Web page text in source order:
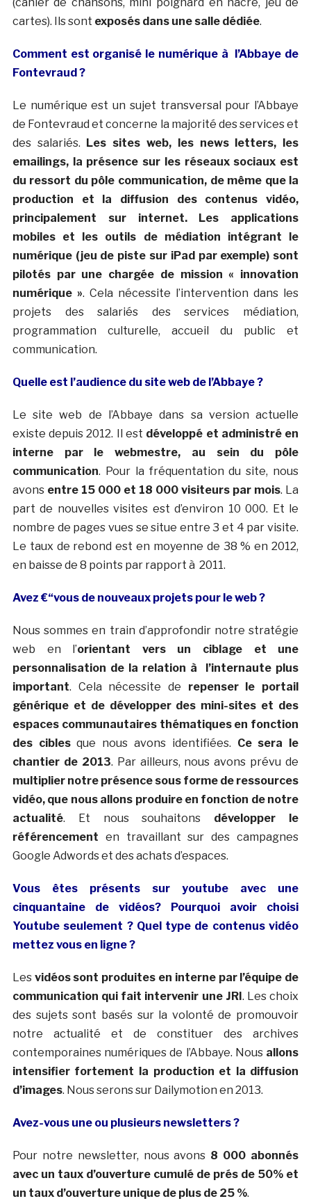
(cahier de chansons, mini poignard en nacre, jeu de
cartes). Ils sont exposés dans une salle dédiée.
Comment est organisé le numérique à l’Abbaye de
Fontevraud ?
Le numérique est un sujet transversal pour l’Abbaye
de Fontevraud et concerne la majorité des services et
des salariés.
Les sites web, les news letters, les
emailings, la présence sur les réseaux sociaux est
du ressort du pôle communication, de même que la
production et la diffusion des contenus vidéo,
principalement sur internet. Les applications
mobiles et les outils de médiation intégrant le
numérique (jeu de piste sur iPad par exemple) sont
pilotés par une chargée de mission « innovation
numérique ». Cela nécessite l’intervention dans les
projets des salariés des services médiation,
programmation culturelle, accueil du public et
communication.
Quelle est l’audience du site web de l’Abbaye ?
Le site web de l’Abbaye dans sa version actuelle
existe depuis 2012. Il est développé et administré en
interne par le webmestre, au sein du pôle
communication. Pour la fréquentation du site, nous
avons entre 15 000 et 18 000 visiteurs par mois. La
part de nouvelles visites est d’environ 10 000. Et le
nombre de pages vues se situe entre 3 et 4 par visite.
Le taux de rebond est en moyenne de 38 % en 2012,
en baisse de 8 points par rapport à 2011.
Avez €“vous de nouveaux projets pour le web ?
Nous sommes en train d’approfondir notre stratégie
web en l’orientant vers un ciblage et une
personnalisation de la relation à l’internaute plus
important. Cela nécessite de repenser le portail
générique et de développer des mini-sites et des
espaces communautaires thématiques en fonction
des ciblesque nous avons identifiées. Ce sera le
chantier de 2013. Par ailleurs, nous avons prévu de
multiplier notre présence sous forme de ressources
vidéo, que nous allons produire en fonction de notre
actualité. Et nous souhaitons développer le
référencement en travaillant sur des campagnes
Google Adwords et des achats d’espaces.
Vous êtes présents sur youtube avec une
cinquantaine de vidéos? Pourquoi avoir choisi
Youtube seulement ? Quel type de contenus vidéo
mettez vous en ligne ?
Les vidéos sont produites en interne par l’équipe de
communication qui fait intervenir une JRI . Les choix
des sujets sont basés sur la volonté de promouvoir
notre actualité et de constituer des archives
contemporaines numériques de l’Abbaye. Nous allons
intensifier fortement la production et la diffusion
d’images. Nous serons sur Dailymotion en 2013.
Avez-vous une ou plusieurs newsletters ?
Pour notre newsletter, nous avons 8 000 abonnés
avec un taux d’ouverture cumulé de prés de 50% et
un taux d’ouverture unique de plus de 25 %.